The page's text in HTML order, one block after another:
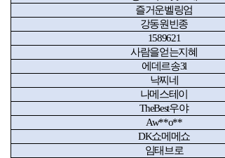
즐거운벨링엄
강동원빈종
1589621
사람을얻는지혜
에데르송3l
낙찌네
나메스테이
TheBest우야
Aw**o**
DK쇼메메쇼
임태브로